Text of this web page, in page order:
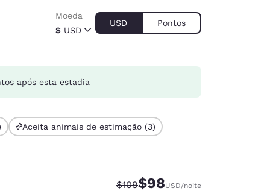
$ USD
Moeda
USD Pontos
após esta estadia
Aceita animais de estimação (3)
Tarifa anterior “tachada”:
$109Tarifa com desconto:
$98USD/noite